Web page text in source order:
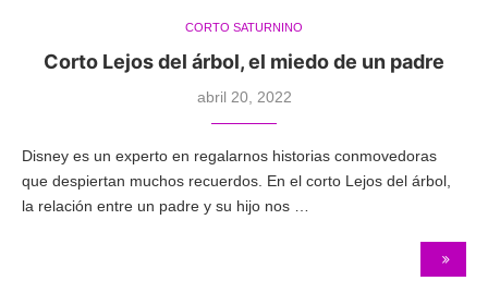
CORTO SATURNINO
Corto Lejos del árbol, el miedo de un padre
abril 20, 2022
Disney es un experto en regalarnos historias conmovedoras
que despiertan muchos recuerdos. En el corto Lejos del árbol,
la relación entre un padre y su hijo nos …